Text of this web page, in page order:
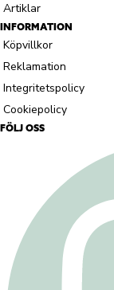
Artiklar
INFORMATION
Köpvillkor
Reklamation
Integritetspolicy
Cookiepolicy
FÖLJ OSS